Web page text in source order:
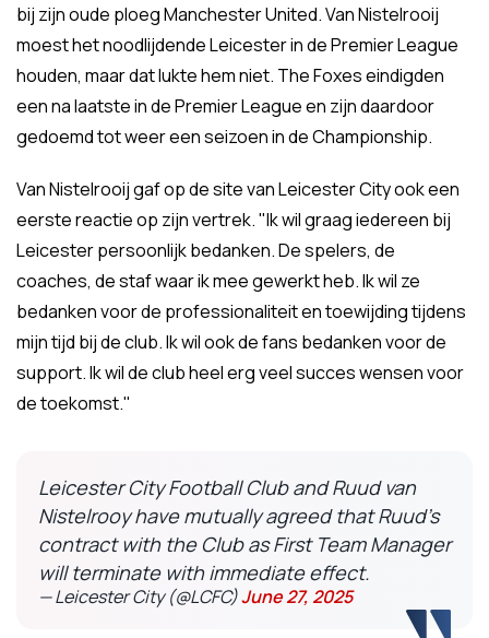
bij zijn oude ploeg Manchester United. Van Nistelrooij
moest het noodlijdende Leicester in de Premier League
houden, maar dat lukte hem niet. The Foxes eindigden
een na laatste in de Premier League en zijn daardoor
gedoemd tot weer een seizoen in de Championship.
Van Nistelrooij gaf op de site van Leicester City ook een
eerste reactie op zijn vertrek. "Ik wil graag iedereen bij
Leicester persoonlijk bedanken. De spelers, de
coaches, de staf waar ik mee gewerkt heb. Ik wil ze
bedanken voor de professionaliteit en toewijding tijdens
mijn tijd bij de club. Ik wil ook de fans bedanken voor de
support. Ik wil de club heel erg veel succes wensen voor
de toekomst."
Leicester City Football Club and Ruud van
Nistelrooy have mutually agreed that Ruud’s
contract with the Club as First Team Manager
will terminate with immediate effect.
— Leicester City (@LCFC)June 27, 2025